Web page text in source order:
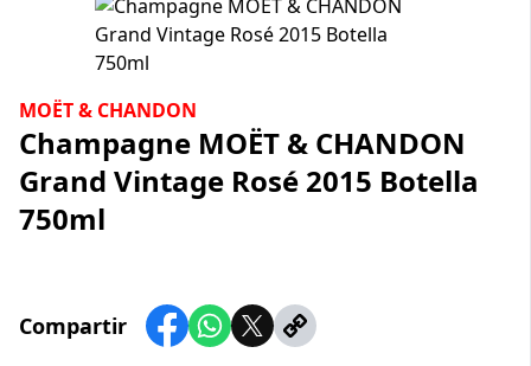
MOËT & CHANDON
Champagne MOËT & CHANDON
Grand Vintage Rosé 2015 Botella
750ml
Compartir